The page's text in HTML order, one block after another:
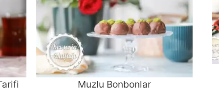
Muzlu Bonbonlar